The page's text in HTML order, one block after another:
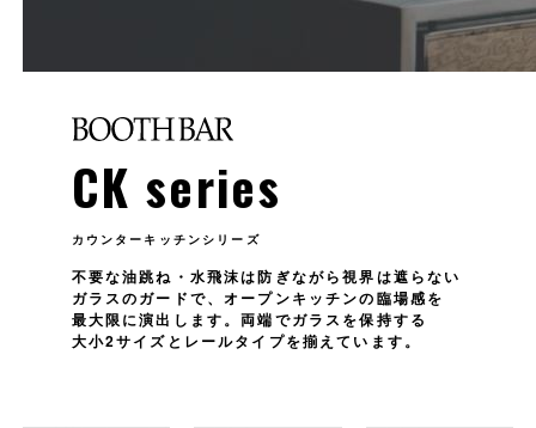
CK series
カウンターキッチンシリーズ
不要な油跳ね・水飛沫は防ぎながら視界は遮らない
ガラスのガードで、オープンキッチンの臨場感を
最大限に演出します。両端でガラスを保持する
大小2サイズとレールタイプを揃えています。